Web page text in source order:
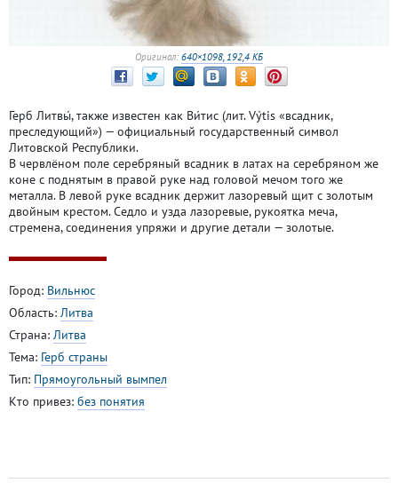
Оригинал: 640×1098, 192,4 КБ
Герб Литвы́, также известен как Ви́тис (лит. Výtis «всадник,
преследующий») — официальный государственный символ
Литовской Республики.
В червлёном поле серебряный всадник в латах на серебряном же
коне с поднятым в правой руке над головой мечом того же
металла. В левой руке всадник держит лазоревый щит с золотым
двойным крестом. Седло и узда лазоревые, рукоятка меча,
стремена, соединения упряжи и другие детали — золотые.
Город: Вильнюс
Область: Литва
Страна: Литва
Тема: Герб страны
Тип: Прямоугольный вымпел
Кто привез: без понятия